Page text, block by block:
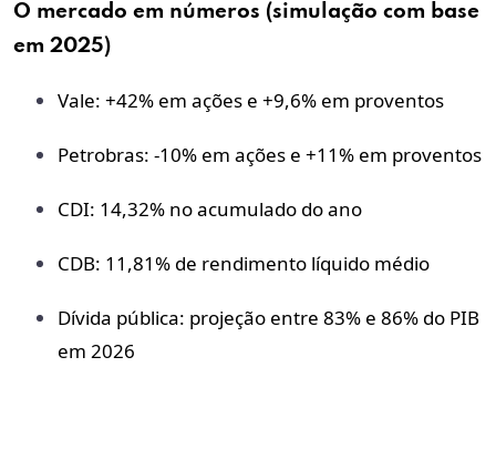
O mercado em números (simulação com base
em 2025)
Vale: +42% em ações e +9,6% em proventos
Petrobras: -10% em ações e +11% em proventos
CDI: 14,32% no acumulado do ano
CDB: 11,81% de rendimento líquido médio
Dívida pública: projeção entre 83% e 86% do PIB
em 2026